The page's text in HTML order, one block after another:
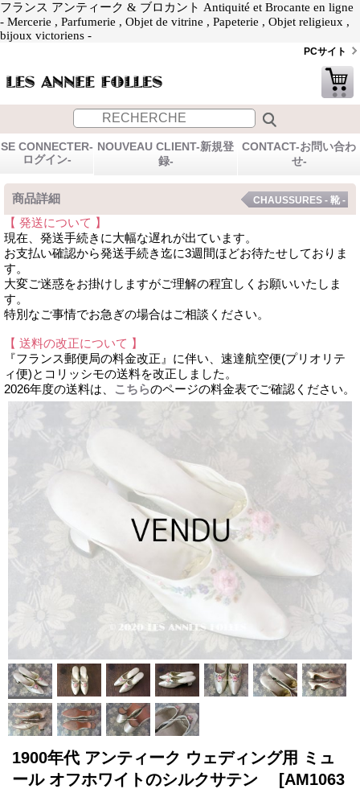
フランス アンティーク & ブロカント Antiquité et Brocante en ligne
- Mercerie , Parfumerie , Objet de vitrine , Papeterie , Objet religieux ,
bijoux victoriens -
PCサイト
SE CONNECTER-
ログイン-
NOUVEAU CLIENT-新規登
録-
CONTACT-お問い合わ
せ-
商品詳細 CHAUSSURES - 靴 -
【 発送について 】
現在、発送手続きに大幅な遅れが出ています。
お支払い確認から発送手続き迄に3週間ほどお待たせしておりま
す。
大変ご迷惑をお掛けしますがご理解の程宜しくお願いいたしま
す。
特別なご事情でお急ぎの場合はご相談ください。
【 送料の改正について 】
『フランス郵便局の料金改正』に伴い、速達航空便(プリオリテ
ィ便)とコリッシモの送料を改正しました。
2026年度の送料は、
こちらのページの料金表でご確認ください。
1900年代 アンティーク ウェディング用 ミュ
ール オフホワイトのシルクサテン [AM1063